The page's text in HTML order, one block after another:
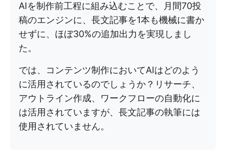
AIを制作前工程に組み込むことで、月間70投
稿のエンジンに、長文記事を1本も機械に書か
せずに、ほぼ30%の追加出力を実現しまし
た。
では、コンテンツ制作においてAIはどのよう
に活用されているのでしょうか？リサーチ、
アウトライン作成、ワークフローの自動化に
は活用されていますが、長文記事の執筆には
使用されていません。